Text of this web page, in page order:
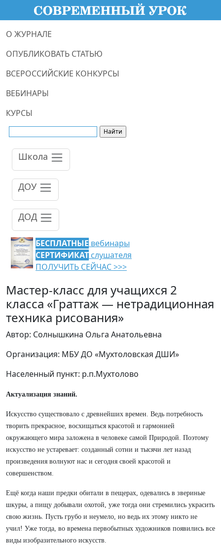
О ЖУРНАЛЕ
ОПУБЛИКОВАТЬ СТАТЬЮ
ВСЕРОССИЙСКИЕ КОНКУРСЫ
ВЕБИНАРЫ
КУРСЫ
Школа
ДОУ
ДОД
БЕСПЛАТНЫЕ вебинары
СЕРТИФИКАТ слушателя
ПОЛУЧИТЬ СЕЙЧАС >>>
Мастер-класс для учащихся 2
класса «Граттаж — нетрадиционная
техника рисования»
Автор: Солнышкина Ольга Анатольевна
Организация: МБУ ДО «Мухтоловская ДШИ»
Населенный пункт: р.п.Мухтолово
Актуализация знаний.
Искусство существовало с древнейших времен. Ведь потребность
творить прекрасное, восхищаться красотой и гармонией
окружающего мира заложена в человеке самой Природой. Поэтому
искусство не устаревает: созданный сотни и тысячи лет назад
произведения волнуют нас и сегодня своей красотой и
совершенством.
Ещё когда наши предки обитали в пещерах, одевались в звериные
шкуры, а пищу добывали охотой, уже тогда они стремились украсить
свою жизнь. Пусть грубо и неумело, но ведь их этому никто не
учил! Уже тогда, во времена первобытных художников появились все
виды изобразительного искусств.